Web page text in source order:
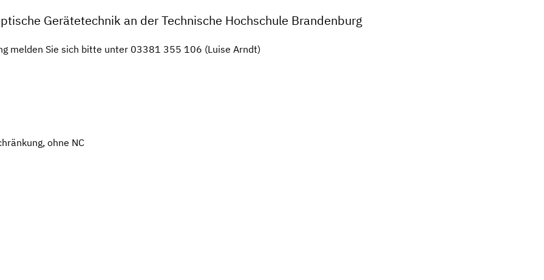
Gerätetechnik an der Technische Hochschule Brandenburg
melden Sie sich bitte unter 03381 355 106 (Luise Arndt)
ohne NC